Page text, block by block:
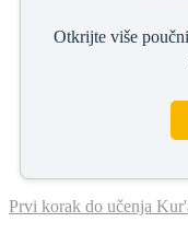
Otkrijte više
Prvi korak do učenja